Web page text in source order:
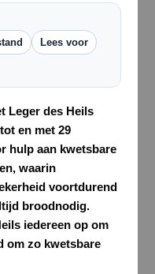
Lees voor
Leger des Heils
en met 29
hulp aan kwetsbare
waarin
voortdurend
broodnodig.
iedereen op om
om zo kwetsbare